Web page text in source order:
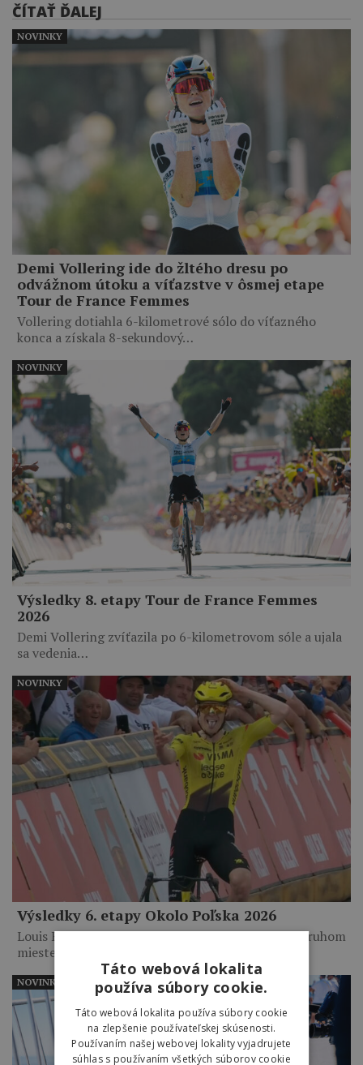
ČÍTAŤ ĎALEJ
Demi Vollering ide do žltého dresu po
odvážnom útoku a víťazstve v ôsmej etape
Tour de France Femmes
Vollering dotiahla 6-kilometrové sólo do víťazného
konca a získala 8-sekundový…
NOVINKY
Výsledky 8. etapy Tour de France Femmes
2026
Demi Vollering zvíťazila po 6-kilometrovom sóle a ujala
sa vedenia…
NOVINKY
Výsledky 6. etapy Okolo Poľska 2026
Louis Barré vyhral po 14-kilometrovom sóle. Na druhom
mieste skončil…
NOVINKY
NOVINKY
Táto webová lokalita
používa súbory cookie.
Táto webová lokalita používa súbory cookie
na zlepšenie používateľskej skúsenosti.
Používaním našej webovej lokality vyjadrujete
súhlas s používaním všetkých súborov cookie